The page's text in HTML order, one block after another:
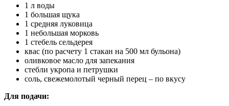
1 л воды
1 большая щука
1 средняя луковица
1 небольшая морковь
1 стебель сельдерея
квас (по расчету 1 стакан на 500 мл бульона)
оливковое масло для запекания
стебли укропа и петрушки
соль, свежемолотый черный перец – по вкусу
Для подачи: